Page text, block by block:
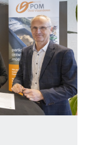
investeert
in
voor
groene
energie
en